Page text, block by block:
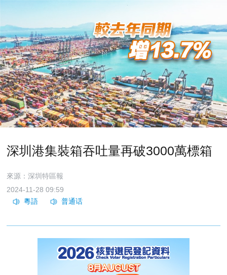
深圳港集裝箱吞吐量再破3000萬標箱
來源：深圳特區報
2024-11-28 09:59